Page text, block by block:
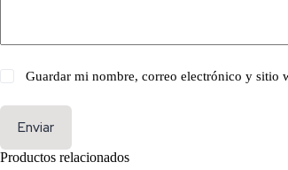
Guardar mi nombre, correo electrónico y sitio
Enviar
Productos relacionados